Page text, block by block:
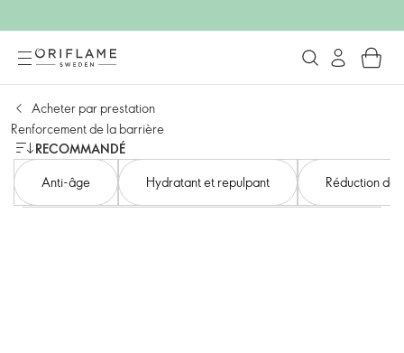
Acheter par prestation
Renforcement de la barrière
RECOMMANDÉ
Anti-âge
Hydratant et repulpant Réduction